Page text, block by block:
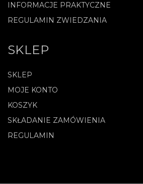
INFORMACJE PRAKTYCZNE
REGULAMIN ZWIEDZANIA
SKLEP
SKLEP
MOJE KONTO
KOSZYK
SKŁADANIE ZAMÓWIENIA
REGULAMIN